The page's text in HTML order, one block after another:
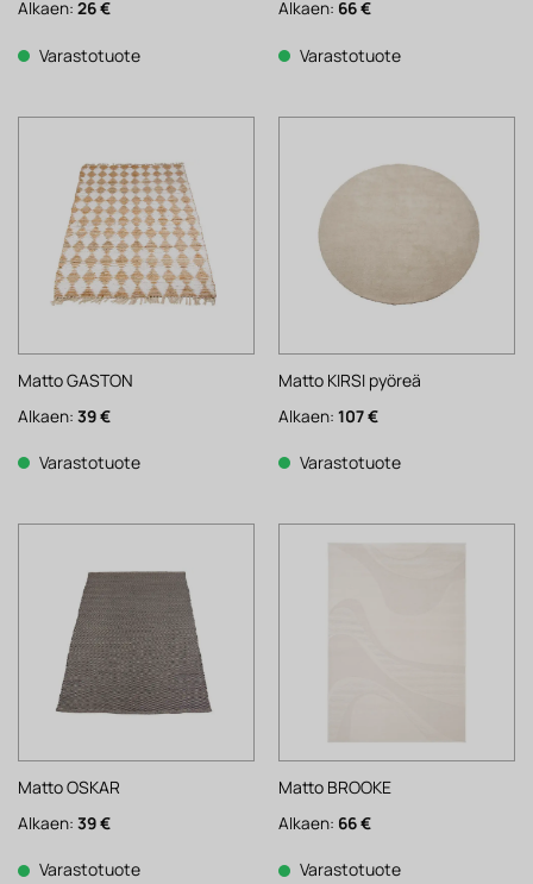
Alkaen: 26€
Varastotuote
Alkaen: 66€
Varastotuote
Matto GASTON
Alkaen: 39€
Varastotuote
Matto KIRSI pyöreä
Alkaen: 107€
Varastotuote
Matto OSKAR
Alkaen: 39€
Varastotuote
Matto BROOKE
Alkaen: 66€
Varastotuote